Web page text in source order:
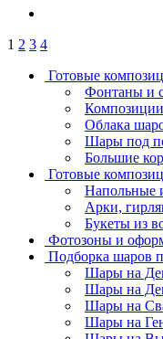
1 2 3 4
Готовые
Фонтаны и
Облака
Шары под
Большие
Готовые
Напольные
Арки,
Букеты из
Фотозоны и
Подборка шаров
Шары на
Шары на
Шары на
Шары на